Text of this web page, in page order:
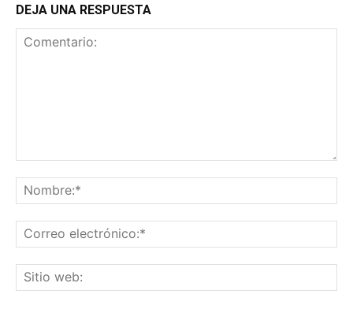
DEJA UNA RESPUESTA